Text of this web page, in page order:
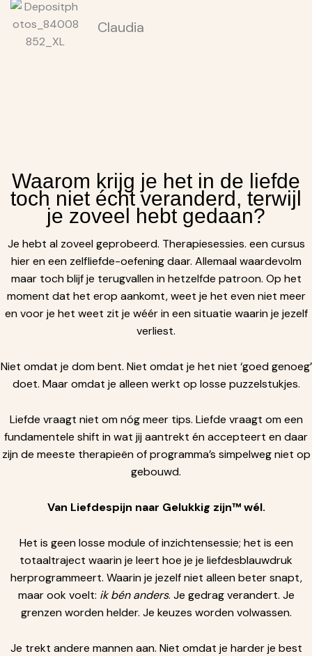
Claudia
Waarom krijg je het in de liefde
toch niet écht veranderd, terwijl
je zoveel hebt gedaan?
Je hebt al zoveel geprobeerd. Therapiesessies. een cursus
hier en een zelfliefde-oefening daar. Allemaal waardevolm
maar toch blijf je terugvallen in hetzelfde patroon. Op het
moment dat het erop aankomt, weet je het even niet meer
en voor je het weet zit je wéér in een situatie waarin je jezelf
verliest.
Niet omdat je dom bent. Niet omdat je het niet ‘goed genoeg’
doet. Maar omdat je alleen werkt op losse puzzelstukjes.
Liefde vraagt niet om nóg meer tips. Liefde vraagt om een
fundamentele shift in wat jij aantrekt én accepteert en daar
zijn de meeste therapieën of programma’s simpelweg niet op
gebouwd.
Van Liefdespijn naar Gelukkig zijn™ wél.
Het is geen losse module of inzichtensessie; het is een
totaaltraject waarin je leert hoe je je liefdesblauwdruk
herprogrammeert. Waarin je jezelf niet alleen beter snapt,
maar ook voelt: ik bén anders. Je gedrag verandert. Je
grenzen worden helder. Je keuzes worden volwassen.
Je trekt andere mannen aan. Niet omdat je harder je best